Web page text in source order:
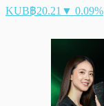
KUB฿20.21 ▼ 0.09%